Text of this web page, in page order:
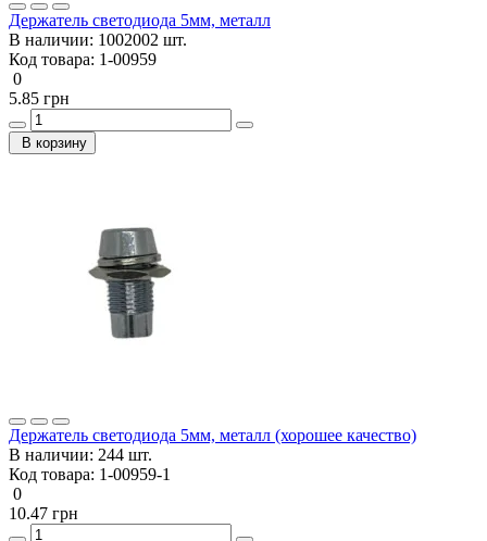
Держатель светодиода 5мм, металл
В наличии: 1002002 шт.
Код товара: 1-00959
0
5.85 грн
В корзину
Держатель светодиода 5мм, металл (хорошее качество)
В наличии: 244 шт.
Код товара: 1-00959-1
0
10.47 грн